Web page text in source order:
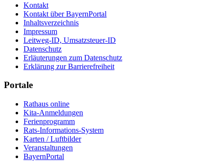
Kontakt
Kontakt über BayernPortal
Inhaltsverzeichnis
Impressum
Leitweg-ID, Umsatzsteuer-ID
Datenschutz
Erläuterungen zum Datenschutz
Erklärung zur Barrierefreiheit
Portale
Rathaus online
Kita-Anmeldungen
Ferienprogramm
Rats-Informations-System
Karten / Luftbilder
Veranstaltungen
BayernPortal